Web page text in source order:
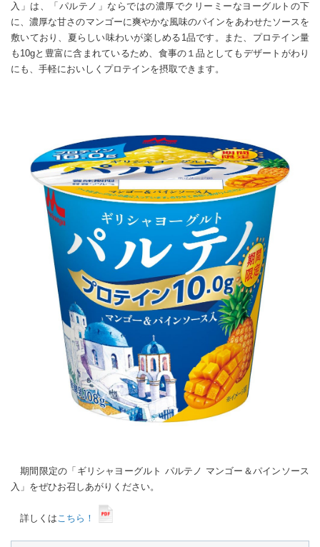
入」は、「パルテノ」ならではの濃厚でクリーミーなヨーグルトの下
に、濃厚な甘さのマンゴーに爽やかな風味のパインをあわせたソースを
敷いており、夏らしい味わいが楽しめる1品です。また、プロテイン量
も10gと豊富に含まれているため、食事の１品としてもデザートがわり
にも、手軽においしくプロテインを摂取できます。
期間限定の「ギリシャヨーグルト パルテノ マンゴー＆パインソース
入」をぜひお召しあがりください。
詳しくはこちら！